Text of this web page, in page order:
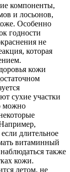
компоненты,
и лосьонов,
Особенно
годности
не
которая
кожи
сухие участки
можно
длительное
витаминный
также
кожи.
летом, не